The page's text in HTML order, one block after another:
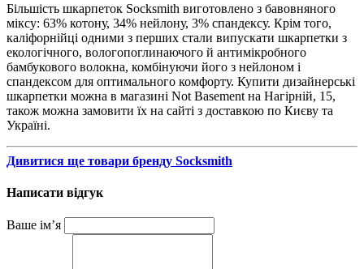
Більшість шкарпеток Socksmith виготовлено з бавовняного
міксу: 63% котону, 34% нейлону, 3% спандексу. Крім того,
каліфорнійці одними з перших стали випускати шкарпетки з
екологічного, вологопоглинаючого й антимікробного
бамбукового волокна, комбінуючи його з нейлоном і
спандексом для оптимального комфорту. Купити дизайнерські
шкарпетки можна в магазині Not Basement на Нагірній, 15,
також можна замовити їх на сайті з доставкою по Києву та
Україні.
Дивитися ще товари бренду Socksmith
Написати відгук
Ваше ім’я